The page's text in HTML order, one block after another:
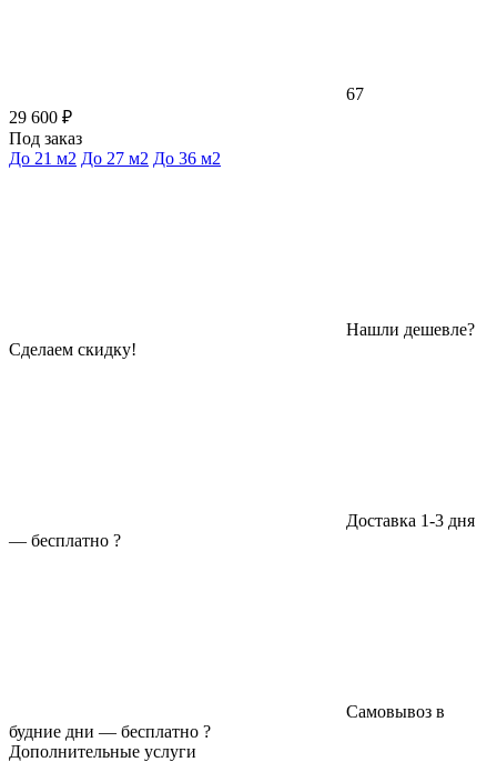
67
29 600 ₽
Под заказ
До 21 м2 До 27 м2 До 36 м2
Нашли дешевле?
Сделаем скидку!
Доставка 1-3 дня
— бесплатно ?
Самовывоз в
будние дни — бесплатно ?
Дополнительные услуги